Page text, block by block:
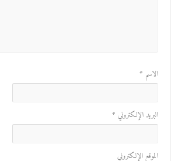
الاسم *
البريد الإلكتروني *
الموقع الإلكتروني